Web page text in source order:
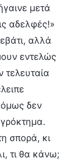
μετά
αδελφές!»
αλλά
εντελώς
τελευταία
δεν
σπορά, κι
τι θα κάνω;